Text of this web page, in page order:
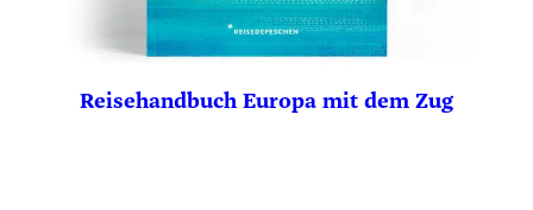
Reisehandbuch Europa mit dem Zug